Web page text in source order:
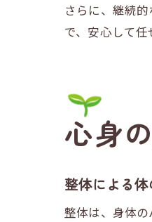
さらに、継続
で、安心して任
心身
整体による
整体は、身体